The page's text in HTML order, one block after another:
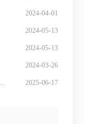
2024-04-01
2024-05-13
2024-05-13
2024-03-26
2025-06-17